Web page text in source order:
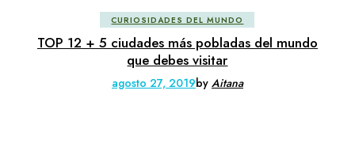
CURIOSIDADES DEL MUNDO
TOP 12 + 5 ciudades más pobladas del mundo
que debes visitar
agosto 27, 2019by Aitana